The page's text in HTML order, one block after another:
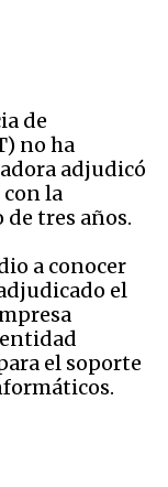
de
no ha
adjudicó
la
de tres años.
a conocer
el
el soporte